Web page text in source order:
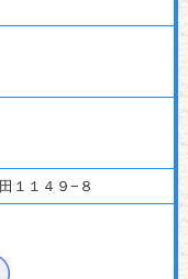
１１４９−８